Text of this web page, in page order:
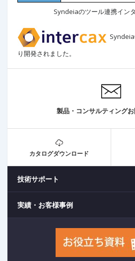
Syndeiaのツール連携イン
り開発されました。
製品・コンサルティング
カタログダウンロード
技術サポート
実績・お客様事例